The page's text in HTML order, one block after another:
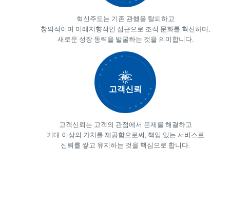
혁신주도는 기존 관행을 탈피하고
창의적이며 미래지향적인 접근으로 조직 문화를 혁신하며,
새로운 성장 동력을 발굴하는 것을 의미합니다.
고객신뢰
고객신뢰는 고객의 관점에서 문제를 해결하고
기대 이상의 가치를 제공함으로써, 책임 있는 서비스로
신뢰를 쌓고 유지하는 것을 핵심으로 합니다.